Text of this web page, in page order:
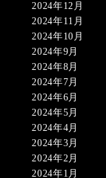
2024年12月
2024年11月
2024年10月
2024年9月
2024年8月
2024年7月
2024年6月
2024年5月
2024年4月
2024年3月
2024年2月
2024年1月